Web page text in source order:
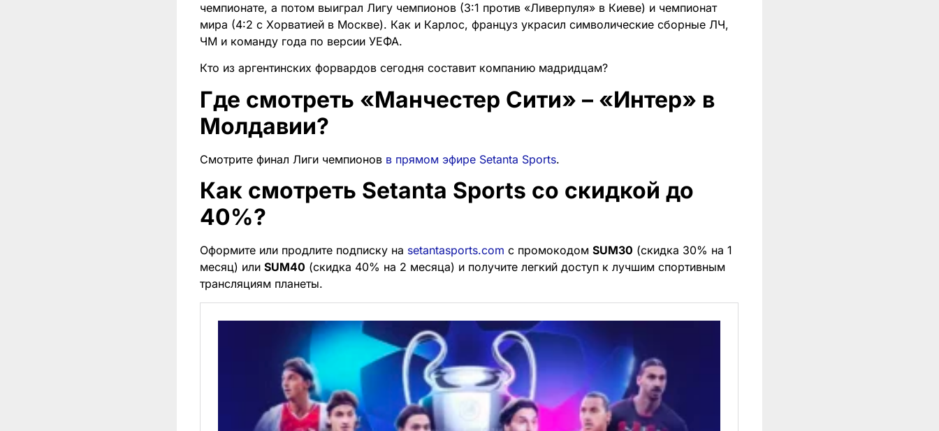
чемпионате, а потом выиграл Лигу чемпионов (3:1 против «Ливерпуля» в Киеве) и чемпионат
мира (4:2 с Хорватией в Москве). Как и Карлос, француз украсил символические сборные ЛЧ,
ЧМ и команду года по версии УЕФА.
Кто из аргентинских форвардов сегодня составит компанию мадридцам?
Где смотреть «Манчестер Сити» – «Интер» в
Молдавии?
Смотрите финал Лиги чемпионов в прямом эфире Setanta Sports.
Как смотреть Setanta Sports со скидкой до
40%?
Оформите или продлите подписку на setantasports.com с промокодомSUM30 (скидка 30% на 1
месяц) илиSUM40 (скидка 40% на 2 месяца) и получите легкий доступ к лучшим спортивным
трансляциям планеты.